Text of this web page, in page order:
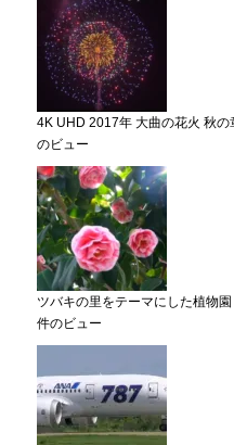
4K UHD 2017年 大曲の花火 秋
のビュー
ツバキの里をテーマにした植物
件のビュー